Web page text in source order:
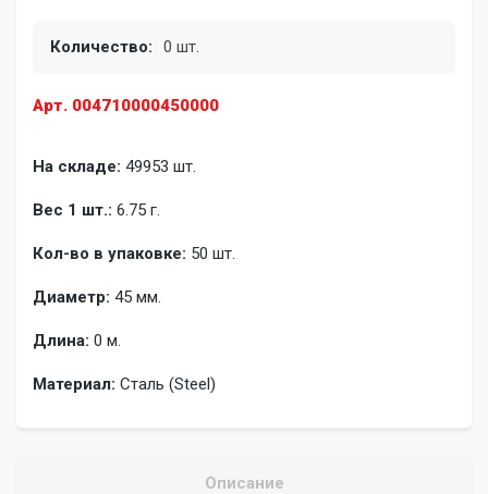
Арт. 004710000450000
На складе: 49953 шт.
Вес 1 шт.: 6.75 г.
Кол-во в упаковке: 50 шт.
Диаметр: 45 мм.
Длина: 0 м.
Материал: Сталь (Steel)
Количество: 0 шт.
Описание